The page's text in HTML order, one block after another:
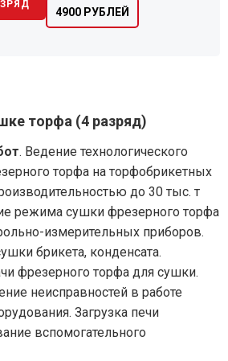
4900 РУБЛЕЙ
торфа (4 разряд)
. Ведение технологического
торфа на торфобрикетных
до 30 тыс. т
режима сушки фрезерного торфа
измерительных приборов.
брикета, конденсата.
фрезерного торфа для сушки.
неисправностей в работе
Загрузка печи
вспомогательного